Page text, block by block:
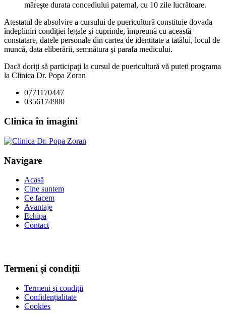
măreşte durata concediului paternal, cu 10 zile lucrătoare.
Atestatul de absolvire a cursului de puericultură constituie dovada
îndepliniri condiției legale şi cuprinde, împreună cu această
constatare, datele personale din cartea de identitate a tatălui, locul de
muncă, data eliberării, semnătura şi parafa medicului.
Dacă doriți să participați la cursul de puericultură vă puteți programa
la Clinica Dr. Popa Zoran
0771170447
0356174900
Clinica în imagini
Navigare
Acasă
Cine suntem
Ce facem
Avantaje
Echipa
Contact
Termeni și condiții
Termeni și condiții
Confidențialitate
Cookies